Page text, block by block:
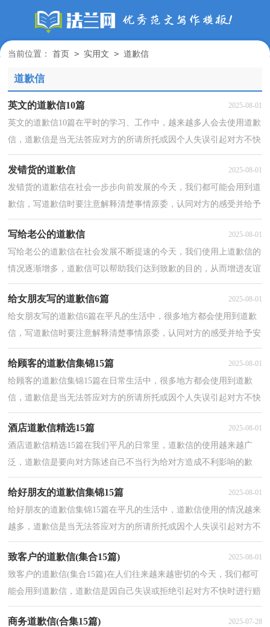
当前位置： 首页 > 实用文 > 道歉信
道歉信
英文的道歉信10篇 2025-08-01
英文的道歉信10篇在平时的学习、工作中，越来越多人会去使用道歉
信，道歉信是当无法答应对方的所请所托或因个人失误引起对方不快
时，表示陪礼道歉的一种信函。那么，怎么去写道歉信...
发错货的道歉信 2025-08-01
发错货的道歉信在社会一步步向前发展的今天，我们都可能会用到道
歉信，写道歉信时要注意解释清楚事情原委，认同对方的感受并给予
安慰。你知道道歉信怎样才能写的好吗？以下是小编为...
写给老公的道歉信 2025-08-01
写给老公的道歉信在社会发展不断提速的今天，我们使用上道歉信的
情况逐渐增多，道歉信可以帮助我们达到致歉的目的，从而增进友谊
和信赖。那么问题来了，到底应如何写一份恰当的道...
给女朋友写的道歉信6篇 2025-08-01
给女朋友写的道歉信6篇在平凡的生活中，很多地方都会使用到道歉
信，写道歉信时要注意解释清楚事情原委，认同对方的感受并给予安
慰。那么问题来了，到底应如何写一份恰当的道歉信呢？...
给顾客的道歉信集锦15篇 2025-08-01
给顾客的道歉信集锦15篇在日常生活中，很多地方都会使用到道歉
信，道歉信是当无法答应对方的所请所托或因个人失误引起对方不快
时，表示陪礼道歉的一种信函。为了让您在写道歉信时...
酒店道歉信精选15篇 2025-08-01
酒店道歉信精选15篇在我们平凡的日常里，道歉信的使用越来越广
泛，道歉信是要向对方陈述自己不当行为给对方造成不利影响的歉
意，或者解释无法答应对方不违常理的所托的原因。来参...
给好朋友的道歉信集锦15篇 2025-08-01
给好朋友的道歉信集锦15篇在平凡的生活中，道歉信使用的情况越来
越多，道歉信是当无法答应对方的所请所托或因个人失误引起对方不
快时，表示陪礼道歉的一种信函。道歉信的注意事项...
致客户的道歉信(集合15篇) 2025-08-01
致客户的道歉信(集合15篇)在人们往来越来越密切的今天，我们都可
能会用到道歉信，道歉信是因自己失误或拒绝引起对方不快时进行赔
礼道歉的信函。为了让您在写道歉信时更加简单方...
商务道歉信(合集15篇) 2025-07-28